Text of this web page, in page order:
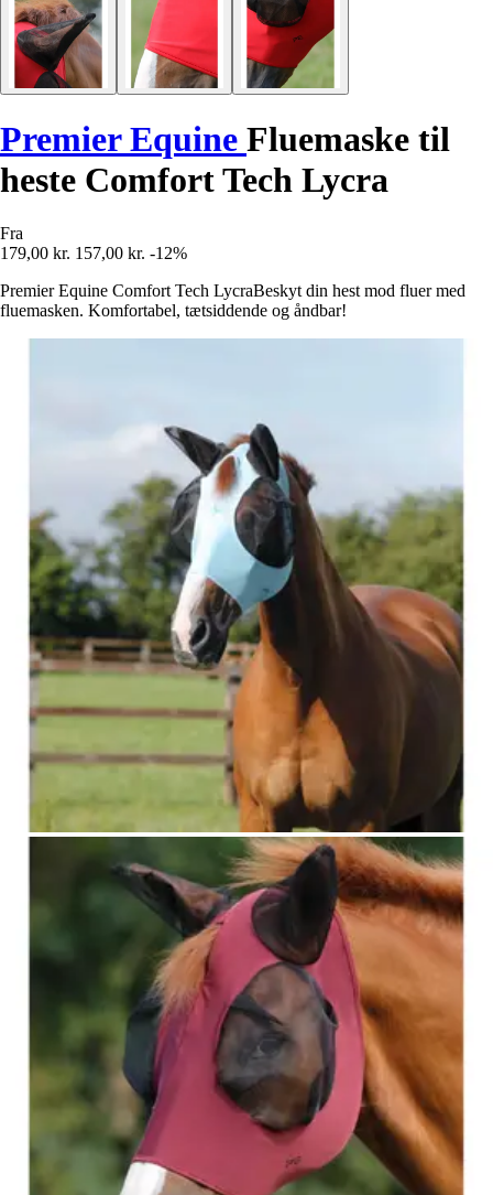
Premier Equine Fluemaske til
heste Comfort Tech Lycra
Fra
179,00 kr. 157,00 kr. -12%
Premier Equine Comfort Tech LycraBeskyt din hest mod fluer med
fluemasken. Komfortabel, tætsiddende og åndbar!